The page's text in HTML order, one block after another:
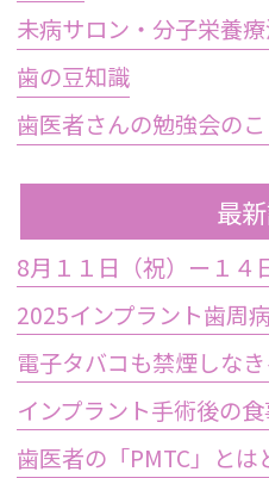
未病サロン・分子栄養
歯の豆知識
歯医者さんの勉強会の
最